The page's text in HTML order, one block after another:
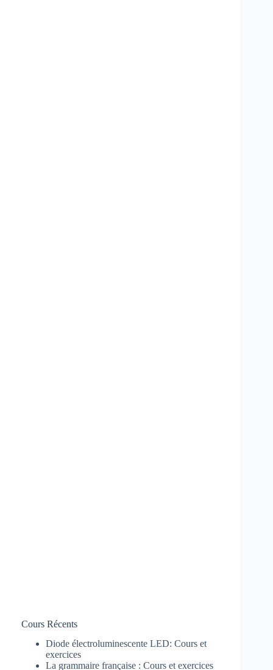
Cours Récents
Diode électroluminescente LED: Cours et
exercices
La grammaire française : Cours et exercices